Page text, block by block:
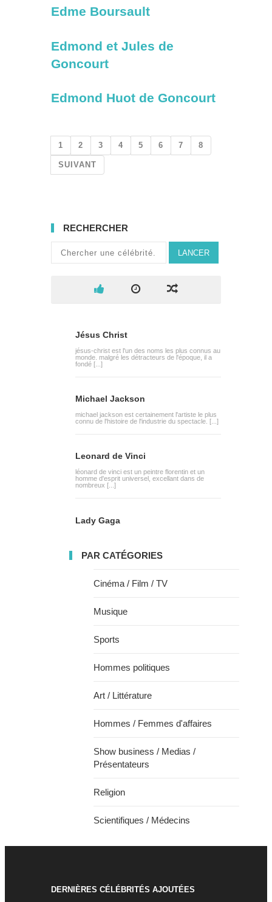
Edme Boursault
Edmond et Jules de
Goncourt
Edmond Huot de Goncourt
1 2 3 4 5 6 7 8
SUIVANT
RECHERCHER
LANCER
Jésus Christ
jésus-christ est l'un des noms les plus connus au
monde. malgré les détracteurs de l'époque, il a
fondé [...]
Michael Jackson
michael jackson est certainement l'artiste le plus
connu de l'histoire de l'industrie du spectacle. [...]
Leonard de Vinci
léonard de vinci est un peintre florentin et un
homme d'esprit universel, excellant dans de
nombreux [...]
Lady Gaga
PAR CATÉGORIES
Cinéma / Film / TV
Musique
Sports
Hommes politiques
Art / Littérature
Hommes / Femmes d'affaires
Show business / Medias /
Présentateurs
Religion
Scientifiques / Médecins
DERNIÈRES CÉLÉBRITÉS AJOUTÉES